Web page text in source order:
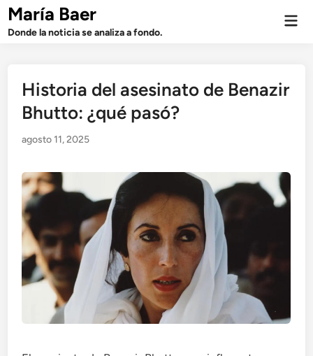
Saltar
contenido
María Baer
Donde la noticia se analiza a fondo.
Historia del asesinato de Benazir
Bhutto: ¿qué pasó?
agosto 11, 2025